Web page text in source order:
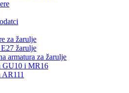
za žarulje
žarulje
armatura za žarulje
GU10 i MR16